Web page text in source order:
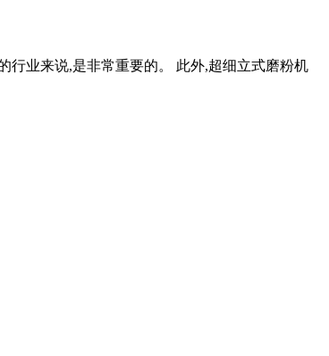
行业来说,是非常重要的。 此外,超细立式磨粉机